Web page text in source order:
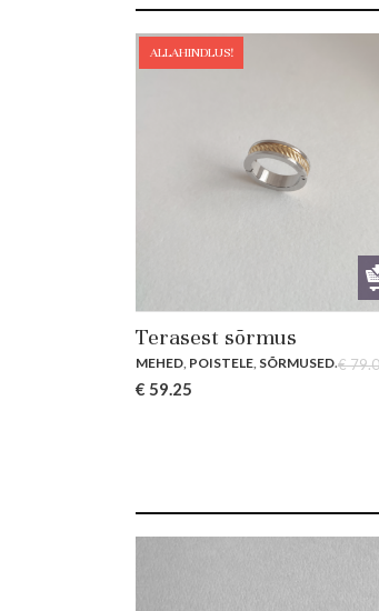
ALLAHINDLUS!
Terasest sõrmus
MEHED, POISTELE, SÕRMUSED.€
Original
€ 59.25